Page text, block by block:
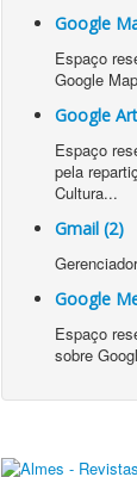
Google
Espaço
Google
Google
Espaço
pela
Cultura...
Gmail (2)
Google
Espaço
sobre